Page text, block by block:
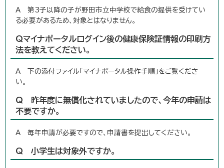
A 第3子以降の子が野田市立中学校で給食の提供を受けてい
る必要があるため、対象とはなりません。
Qマイナポータルログイン後の健康保険証情報の印刷方
法を教えてください。
A 下の添付ファイル「マイナポータル操作手順」をご覧くださ
い。
Q 昨年度に無償化されていましたので、今年の申請は
不要ですか。
A 毎年申請が必要ですので、申請書を提出してください。
Q 小学生は対象外ですか。